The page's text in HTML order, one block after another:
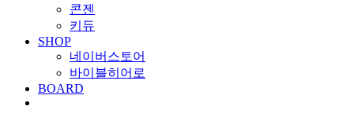
콘젠
키듀
SHOP
네이버스토어
바이블히어로
BOARD